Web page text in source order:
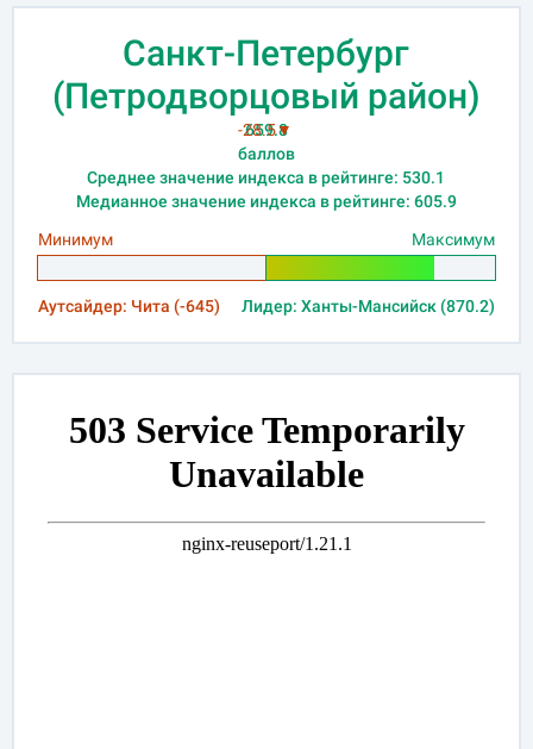
Санкт-Петербург
(Петродворцовый район)
659.8
баллов
-28.5▼
Среднее значение индекса в рейтинге: 530.1
Медианное значение индекса в рейтинге: 605.9
Минимум
Максимум
Аутсайдер: Чита (-645) Лидер: Ханты-Мансийск (870.2)